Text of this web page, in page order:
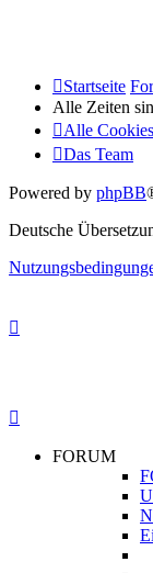
Startseite
Alle Zeiten
Alle
Das Team
Powered by phpBB
Deutsche
FORUM